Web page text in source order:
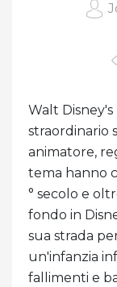
Walt
straordinario
animatore,
tema hanno
° secolo e
fondo in
sua strada
un'infanzia
fallimenti e